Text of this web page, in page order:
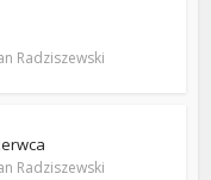
Radziszewski
Radziszewski